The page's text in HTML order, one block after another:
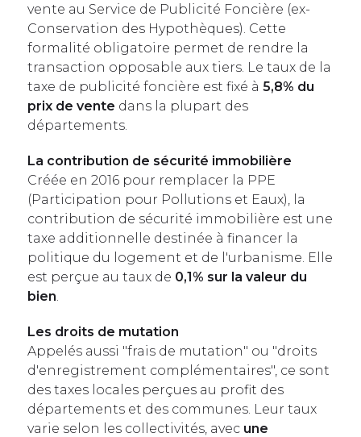
vente au Service de Publicité Foncière (ex-
Conservation des Hypothèques). Cette
formalité obligatoire permet de rendre la
transaction opposable aux tiers. Le taux de la
taxe de publicité foncière est fixé à 5,8% du
prix de vente dans la plupart des
départements.
La contribution de sécurité immobilière
Créée en 2016 pour remplacer la PPE
(Participation pour Pollutions et Eaux), la
contribution de sécurité immobilière est une
taxe additionnelle destinée à financer la
politique du logement et de l'urbanisme. Elle
est perçue au taux de 0,1% sur la valeur du
bien.
Les droits de mutation
Appelés aussi "frais de mutation" ou "droits
d'enregistrement complémentaires", ce sont
des taxes locales perçues au profit des
départements et des communes. Leur taux
varie selon les collectivités, avec une